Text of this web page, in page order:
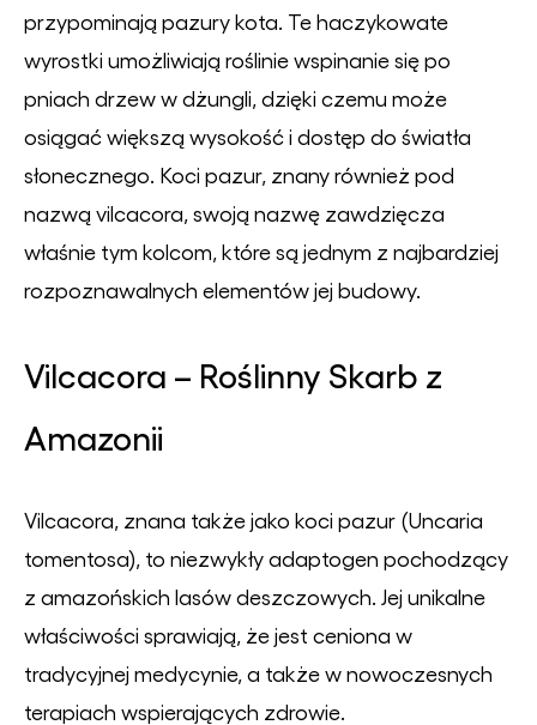
przypominają pazury kota. Te haczykowate
wyrostki umożliwiają roślinie wspinanie się po
pniach drzew w dżungli, dzięki czemu może
osiągać większą wysokość i dostęp do światła
słonecznego. Koci pazur, znany również pod
nazwą vilcacora, swoją nazwę zawdzięcza
właśnie tym kolcom, które są jednym z najbardziej
rozpoznawalnych elementów jej budowy.
Vilcacora – Roślinny Skarb z
Amazonii
Vilcacora, znana także jako koci pazur (Uncaria
tomentosa), to niezwykły adaptogen pochodzący
z amazońskich lasów deszczowych. Jej unikalne
właściwości sprawiają, że jest ceniona w
tradycyjnej medycynie, a także w nowoczesnych
terapiach wspierających zdrowie.